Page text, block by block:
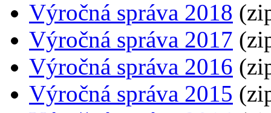
Výročná správa 2018
Výročná správa 2017
Výročná správa 2016
Výročná správa 2015